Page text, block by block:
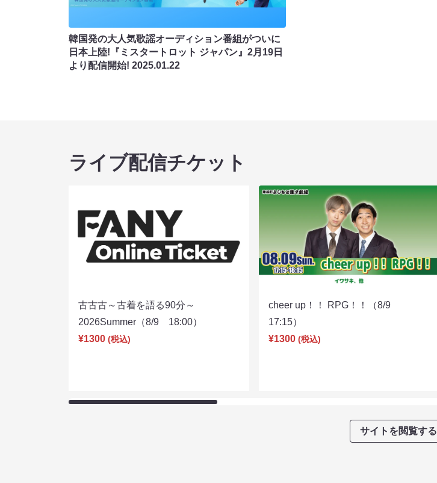
韓国発の大人気歌謡オーディション番組がついに
日本上陸!『ミスタートロット ジャパン』2月19日
より配信開始! 2025.01.22
ライブ配信チケット
古古古～古着を語る90分～
2026Summer（8/9 18:00）
¥1300 (税込)
cheer up！！ RPG！！（8/9
17:15）
¥1300 (税込)
サイトを閲覧する